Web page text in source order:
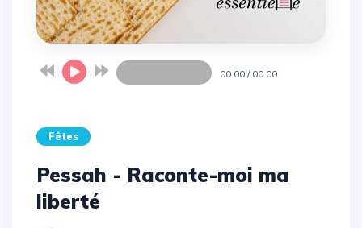
00:00 / 00:00
Fêtes
Pessah - Raconte-moi ma
liberté